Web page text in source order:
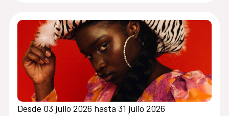
Desde 03 julio 2026 hasta 31 julio 2026